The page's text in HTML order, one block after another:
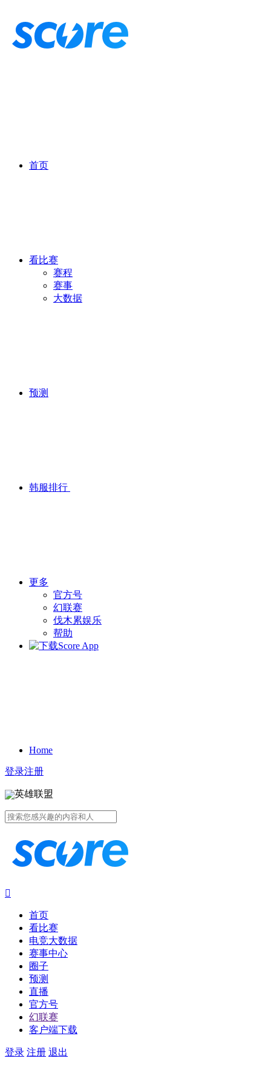
首页
看比赛
赛程
赛事
大数据
预测
韩服排行
更多
官方号
幻联赛
伐木累娱乐
帮助
Home
登录注册
英雄联盟

首页
看比赛
电竞大数据
赛事中心
圈子
预测
直播
官方号
幻联赛
客户端下载
登录 注册 退出